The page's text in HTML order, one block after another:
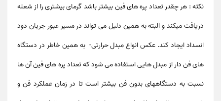
نکته : هر چقدر تعداد پره های فین بیشتر باشد گرمای بیشتری را از شعله
دریافت میکند و البته به همین دلیل می تواند در مسیر عبور جریان دود
انسداد ایجاد کند. عکس انواع مبدل حرارتی- به همین خاطر در دستگاه
های فن دار از مبدل هایی استفاده می شود که تعداد پره های فین آن ها
نسبت به دستگاههای بدون فن بیشتر است تا در زمان عملکرد فن و